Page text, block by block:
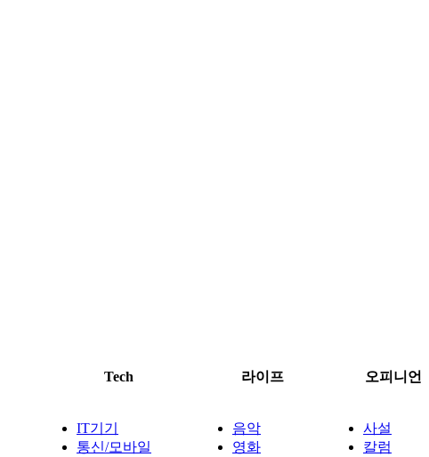
Tech 라이프 오피니언
IT기기
통신/모바일
음악
영화
사설
칼럼